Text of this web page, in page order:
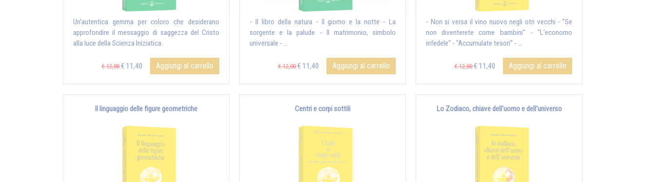
Un'autentica gemma per coloro che desiderano
approfondire il messaggio di saggezza del Cristo
alla luce della Scienza Iniziatica.
€ 12,00 € 11,40 Aggiungi al carrello
- Il libro della natura - Il giorno e la notte - La
sorgente e la palude - Il matrimonio, simbolo
universale - ...
€ 12,00 € 11,40 Aggiungi al carrello
- Non si versa il vino nuovo negli otri vecchi - "Se
non diventerete come bambini" - "L’economo
infedele" - "Accumulate tesori" - ...
€ 12,00 € 11,40 Aggiungi al carrello
Il linguaggio delle figure geometriche Centri e corpi sottili Lo Zodiaco, chiave dell'uomo e dell'universo